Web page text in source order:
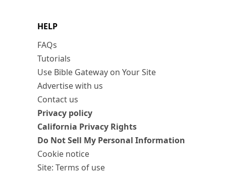
HELP
FAQs
Tutorials
Use Bible Gateway on Your Site
Advertise with us
Contact us
Privacy policy
California Privacy Rights
Do Not Sell My Personal Information
Cookie notice
Site: Terms of use